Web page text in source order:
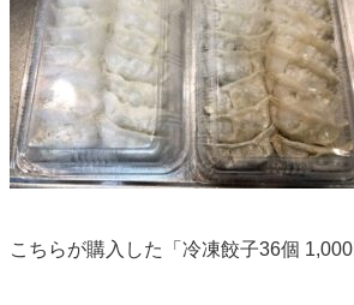
こちらが購入した「冷凍餃子36個 1,000